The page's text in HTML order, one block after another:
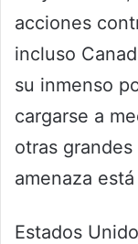
acciones
incluso
su inmenso
cargarse a
otras
amenaza
Estados